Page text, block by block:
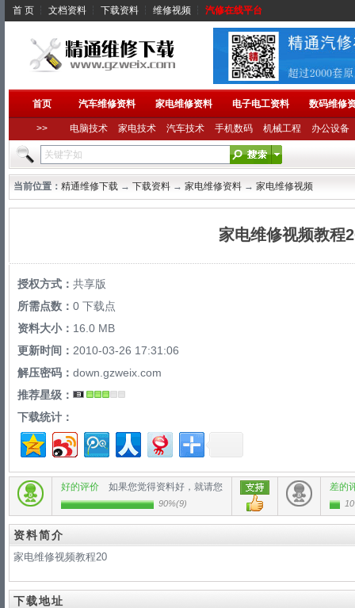
首 页 ┆ 文档资料 ┆ 下载资料 ┆ 维修视频 ┆ 汽修在线平台
首页 汽车维修资料 家电维修资料 电子电工资料 数码维修
>> 电脑技术 家电技术 汽车技术 手机数码 机械工程 办公设备
当前位置： 精通维修下载 → 下载资料 → 家电维修资料 → 家电维修视频
家电维修视频教程
授权方式： 共享版
所需点数： 0 下载点
资料大小： 16.0 MB
更新时间： 2010-03-26 17:31:06
解压密码： down.gzweix.com
推荐星级：
下载统计：
好的评价 如果您觉得资料好，就请您
90%(9)
差的
资料简介
家电维修视频教程20
下载地址